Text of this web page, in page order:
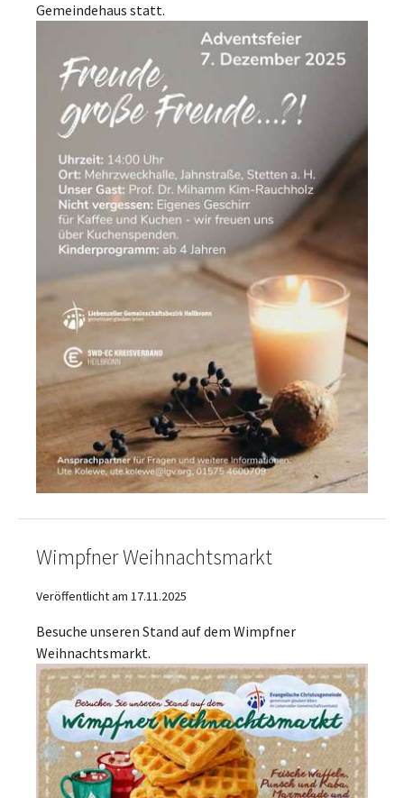
Gemeindehaus statt.
Wimpfner Weihnachtsmarkt
Veröffentlicht am 17.11.2025
Besuche unseren Stand auf dem Wimpfner
Weihnachtsmarkt.